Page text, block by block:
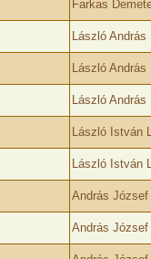
Farkas
László András
László András
László András
László István
László István
András József
András József